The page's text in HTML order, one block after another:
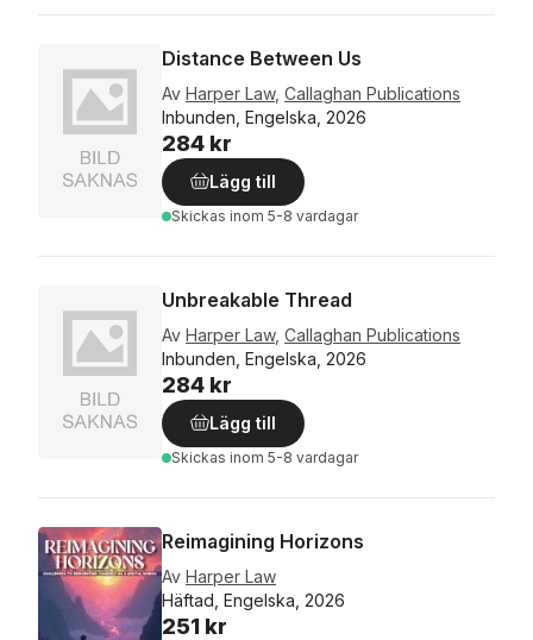
Distance Between Us
Av Harper Law, Callaghan Publications
Inbunden, Engelska, 2026
284 kr
Lägg till
Skickas inom 5-8 vardagar
Unbreakable Thread
Av Harper Law, Callaghan Publications
Inbunden, Engelska, 2026
284 kr
Lägg till
Skickas inom 5-8 vardagar
Reimagining Horizons
Av Harper Law
Häftad, Engelska, 2026
251 kr